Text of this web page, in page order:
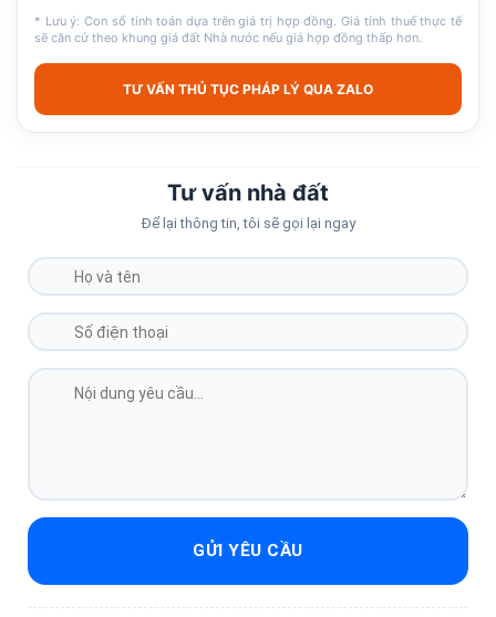
* Lưu ý: Con số tính toán dựa trên giá trị hợp đồng. Giá tính thuế thực tế
sẽ căn cứ theo khung giá đất Nhà nước nếu giá hợp đồng thấp hơn.
TƯ VẤN THỦ TỤC PHÁP LÝ QUA ZALO
Tư vấn nhà đất
Để lại thông tin, tôi sẽ gọi lại ngay
GỬI YÊU CẦU